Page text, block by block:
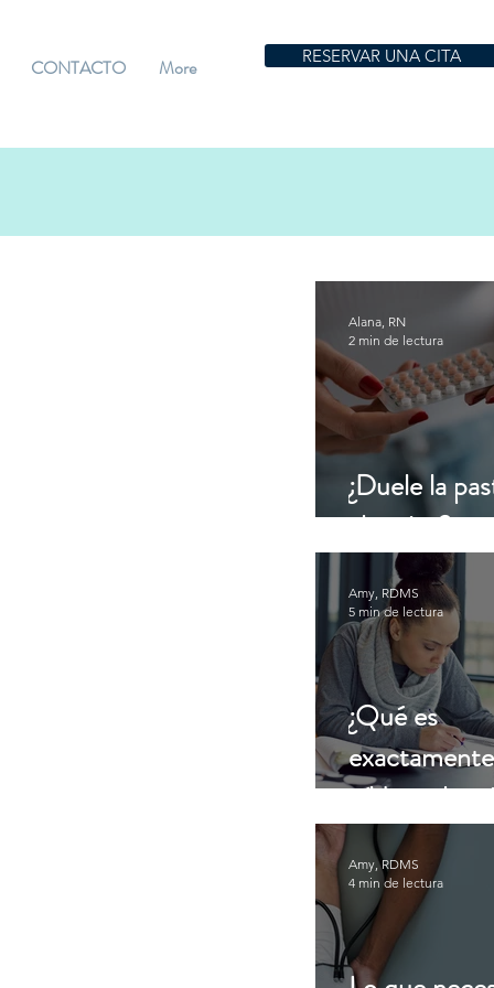
CONTACTO More RESERVAR UNA CITA
¿Duele la
abortiva?
Alana, RN
2 min de lectura
¿Qué es
píldora
Amy, RDMS
5 min de lectura
Amy, RDMS
4 min de lectura